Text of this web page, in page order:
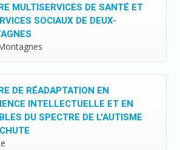
MULTISERVICES DE SANTÉ ET
SOCIAUX DE DEUX-
DE RÉADAPTATION EN
INTELLECTUELLE ET EN
DU SPECTRE DE L'AUTISME